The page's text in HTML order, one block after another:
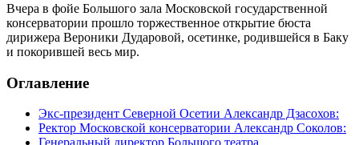
Вчера в фойе Большого зала Московской государственной
консерватории прошло торжественное открытие бюста
дирижера Вероники Дударовой, осетинке, родившейся в Баку
и покорившей весь мир.
Оглавление
Экс-президент Северной Осетии Александр Дзасохов:
Ректор Московской консерватории Александр Соколов: